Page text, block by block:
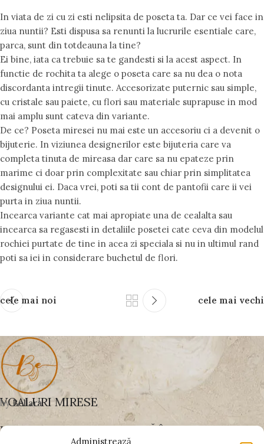
Administrează
In viata de zi cu zi esti nelipsita de poseta ta. Dar ce vei face in
ziua nuntii? Esti dispusa sa renunti la lucrurile esentiale care,
parca, sunt din totdeauna la tine?
Ei bine, iata ca trebuie sa te gandesti si la acest aspect. In
functie de rochita ta alege o poseta care sa nu dea o nota
discordanta intregii tinute. Accesorizate puternic sau simple,
cu cristale sau paiete, cu flori sau materiale suprapuse in mod
mai amplu sunt cateva din variante.
De ce? Poseta miresei nu mai este un accesoriu ci a devenit o
bijuterie. In viziunea designerilor este bijuteria care va
completa tinuta de mireasa dar care sa nu epateze prin
marime ci doar prin complexitate sau chiar prin simplitatea
designului ei. Daca vrei, poti sa tii cont de pantofii care ii vei
purta in ziua nuntii.
Incearca variante cat mai apropiate una de cealalta sau
incearca sa regasesti in detaliile posetei cate ceva din modelul
rochiei purtate de tine in acea zi speciala si nu in ultimul rand
poti sa iei in considerare buchetul de flori.
cele mai noi cele mai vechi
VOALURI MIRESE
byBellara
UN VOAL BINE ALES SCHIMBĂ ÎNTREAGA